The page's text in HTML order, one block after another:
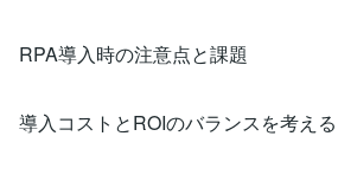
RPA導入時の注意点と課題
導入コストとROIのバランスを考える